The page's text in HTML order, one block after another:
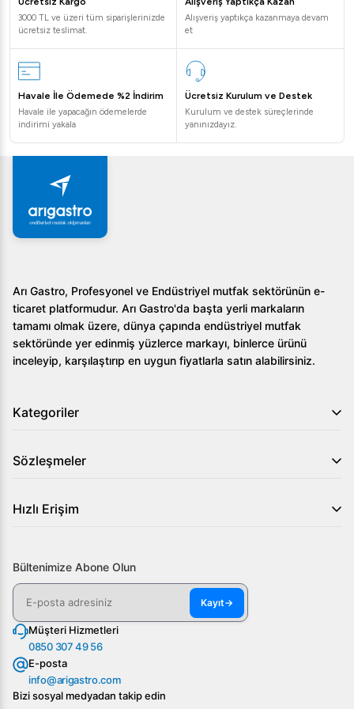
Evet, set içindeki tüm metal parçalar paslanmaz çelikten
üretilmiştir.
2.Bambu ahşap stand suya dayanıklı mıdır?
Bambu stand suya karşı dirençlidir, ancak uzun süreli
direkt su teması önerilmez.
Jigger 3 cl ve 1.5 cl ölçüleri içermektedir.
Sonuç olarak, Vosco VSC-10F Ahşap Standlı Kokteyl
detaylı bilgi alarak satın alma işleminizi gerçekleştirin ve
kokteyl deneyiminizi bir üst seviyeye taşıyın.
3000 TL ve üzeri tüm siparişlerinizde
ücretsiz teslimat.
Alışveriş yaptıkça kazanmaya devam
et
Havale İle Ödemede %2 İndirim
Havale ile yapacağın ödemelerde
indirimi yakala
Ücretsiz Kurulum ve Destek
Kurulum ve destek süreçlerinde
yanınızdayız.
Arı Gastro, Profesyonel ve Endüstriyel mutfak sektörünün e-
ticaret platformudur. Arı Gastro'da başta yerli markaların
tamamı olmak üzere, dünya çapında endüstriyel mutfak
sektöründe yer edinmiş yüzlerce markayı, binlerce ürünü
inceleyip, karşılaştırıp en uygun fiyatlarla satın alabilirsiniz.
Kategoriler
Sözleşmeler
Hızlı Erişim
Bültenimize Abone Olun
Kayıt→
Müşteri Hizmetleri
0850 307 49 56
E-posta
info@arigastro.com
Bizi sosyal medyadan takip edin